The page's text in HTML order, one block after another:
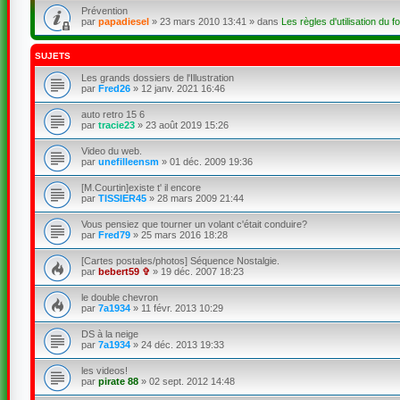
Prévention
par papadiesel» 23 mars 2010 13:41 » dans Les règles d'utilisation du
SUJETS
Les grands dossiers de l'Illustration
par Fred26» 12 janv. 2021 16:46
auto retro 15 6
par tracie23» 23 août 2019 15:26
Video du web.
par unefilleensm » 01 déc. 2009 19:36
[M.Courtin]existe t' il encore
par TISSIER45» 28 mars 2009 21:44
Vous pensiez que tourner un volant c'était conduire?
par Fred79» 25 mars 2016 18:28
[Cartes postales/photos] Séquence Nostalgie.
par bebert59 ✞ » 19 déc. 2007 18:23
le double chevron
par 7a1934» 11 févr. 2013 10:29
DS à la neige
par 7a1934» 24 déc. 2013 19:33
les videos!
par pirate 88» 02 sept. 2012 14:48